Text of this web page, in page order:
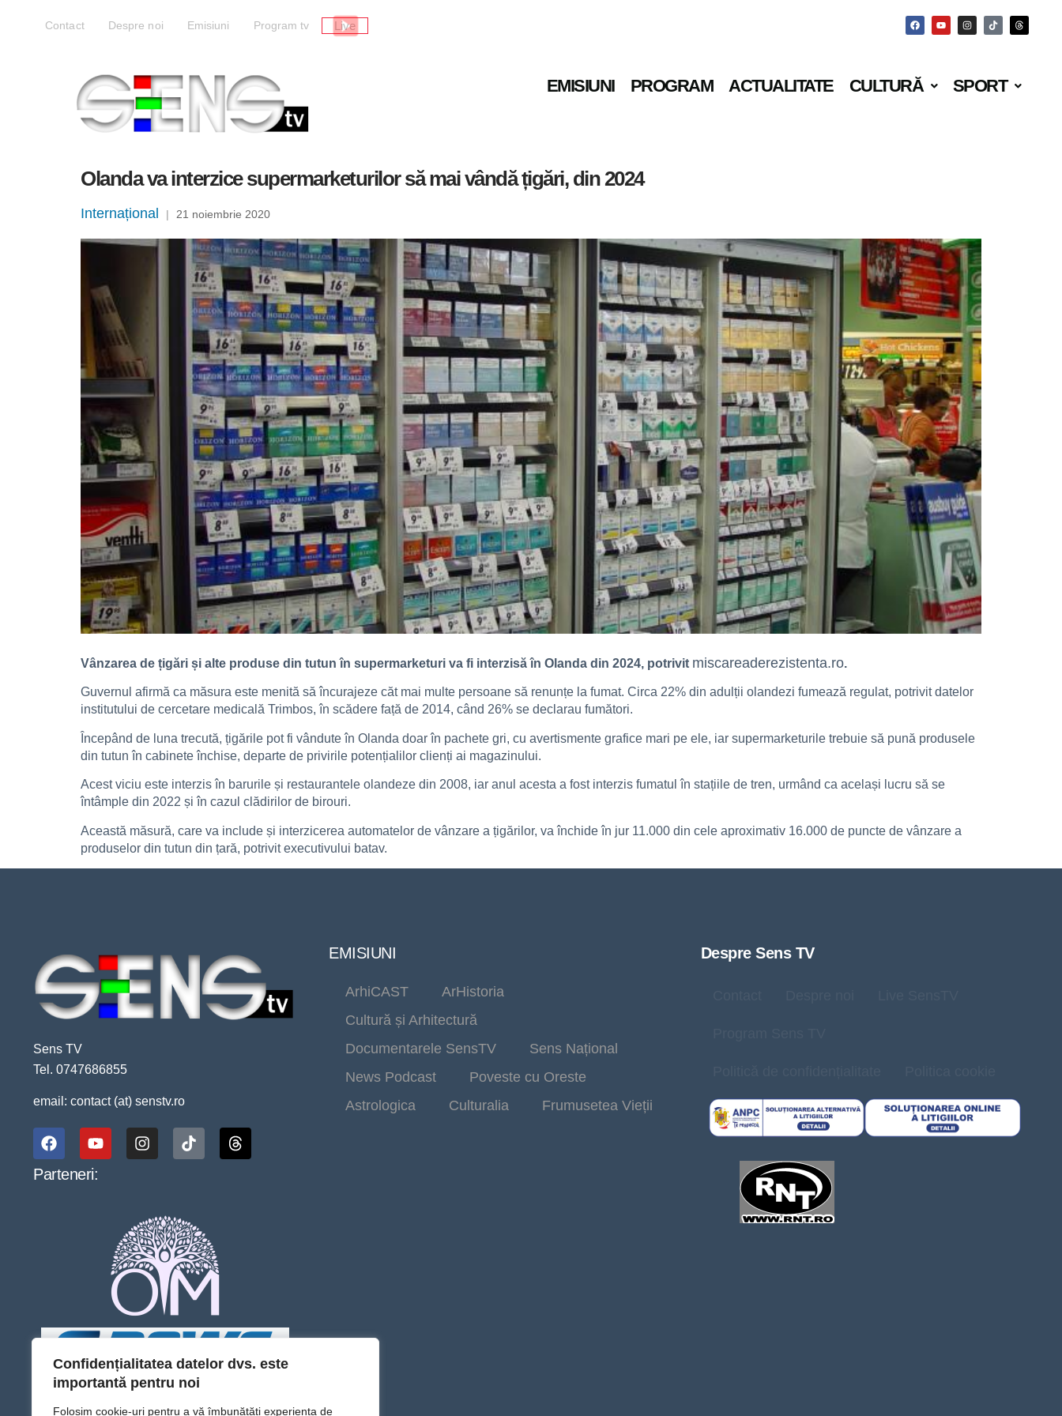
Confidențialitatea datelor dvs. este
importantă pentru noi
Folosim cookie-uri pentru a vă îmbunătăți experiența de
Contact Despre noi Emisiuni Program tv Live
EMISIUNI PROGRAM ACTUALITATE CULTURĂ SPORT
Olanda va interzice supermarketurilor să mai vândă țigări, din 2024
Internațional | 21 noiembrie 2020
Vânzarea de țigări și alte produse din tutun în supermarketuri va fi interzisă în Olanda din 2024, potrivit miscareaderezistenta.ro.
Guvernul afirmă ca măsura este menită să încurajeze căt mai multe persoane să renunțe la fumat. Circa 22% din adulții olandezi fumează regulat, potrivit datelor
institutului de cercetare medicală Trimbos, în scădere față de 2014, când 26% se declarau fumători.
Începând de luna trecută, țigările pot fi vândute în Olanda doar în pachete gri, cu avertismente grafice mari pe ele, iar supermarketurile trebuie să pună produsele
din tutun în cabinete închise, departe de privirile potențialilor clienți ai magazinului.
Acest viciu este interzis în barurile și restaurantele olandeze din 2008, iar anul acesta a fost interzis fumatul în stațiile de tren, urmând ca același lucru să se
întâmple din 2022 și în cazul clădirilor de birouri.
Această măsură, care va include și interzicerea automatelor de vânzare a țigărilor, va închide în jur 11.000 din cele aproximativ 16.000 de puncte de vânzare a
produselor din tutun din țară, potrivit executivului batav.
Sens TV
Tel. 0747686855
email: contact (at) senstv.ro
Parteneri:
EMISIUNI
ArhiCAST
ArHistoria
Cultură și Arhitectură
Documentarele SensTV
Sens Național
News Podcast
Poveste cu Oreste
Astrologica
Culturalia Frumusetea Vieții
Despre Sens TV